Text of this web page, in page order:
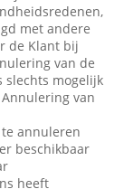
met andere
de Klant bij
van de
slechts mogelijk
van
annuleren
beschikbaar
heeft